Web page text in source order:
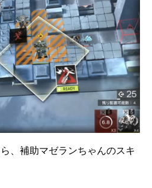
、補助マゼランちゃんのスキ